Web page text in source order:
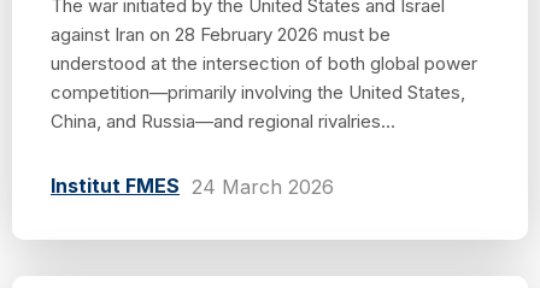
The war initiated by the United States and Israel
against Iran on 28 February 2026 must be
understood at the intersection of both global power
competition—primarily involving the United States,
China, and Russia—and regional rivalries...
Institut FMES 24 March 2026